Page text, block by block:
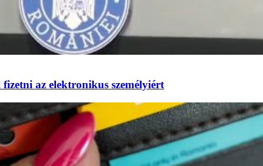
az elektronikus személyiért